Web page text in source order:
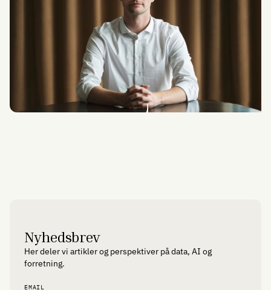
Nyhedsbrev
Her deler vi artikler og perspektiver på data, AI og
forretning.
EMAIL